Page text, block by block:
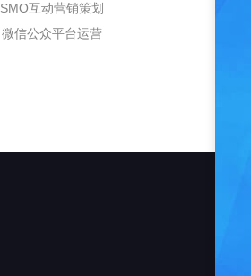
SMO互动营销策划
微信公众平台运营